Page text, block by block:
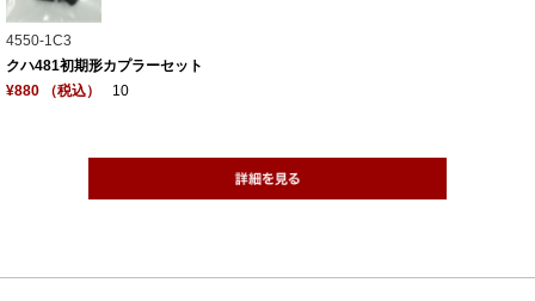
4550-1C3
クハ481初期形カプラーセット
¥880 （税込）
10